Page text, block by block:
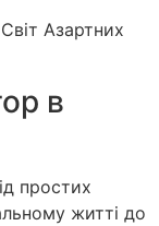
Азартних
в
простих
житті до